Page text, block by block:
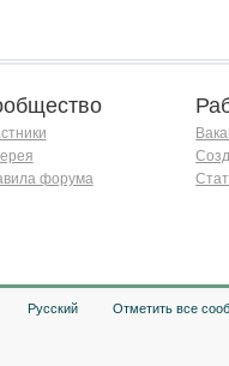
форума
Русский Отметить все